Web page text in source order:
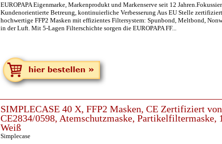
EUROPAPA Eigenmarke, Markenprodukt und Markenserve seit 12
Kundenorientierte Betreung, kontinuierliche Verbesserung Aus EU Stelle
hochwertige FFP2 Masken mit effizientes Filtersystem: Spunbond, Meltbond,
in der Luft. Mit 5-Lagen Filterschichte sorgen die EUROPAPA FF...
SIMPLECASE 40 X, FFP2 Masken, CE Zertifiziert
CE2834/0598, Atemschutzmaske, Partikelfiltermaske,
Weiß
Simplecase